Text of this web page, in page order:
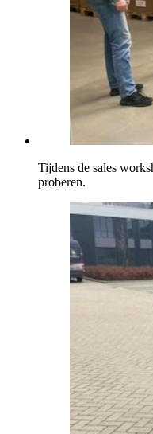
Tijdens de sales
proberen.